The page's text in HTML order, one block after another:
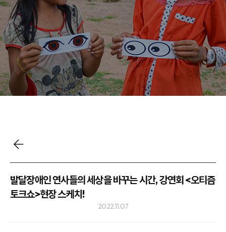
사업소식
발달장애인 연사들의 세상을 바꾸는 시간, 강연회 <오티즘
토크쇼>현장 스케치!
2022.11.07